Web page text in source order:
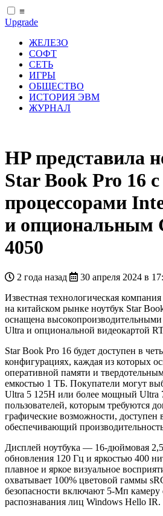
≡
Upgrade
ЖЕЛЕЗО
СОФТ
СЕТЬ
ИГРЫ
ОБЩЕСТВО
ИСТОРИЯ ЭВМ
ЖУРНАЛ
HP представила
Star Book Pro 16 с
процессорами
и опциональным
4050
2 года назад 30 апреля 2024 в
Известная технологическая
на китайском рынке ноутбук Star
оснащена
Ultra и опциональной видеокартой
Star Book Pro 16 будет доступен в
конфигурациях, каждая из которых
оперативной памяти и
емкостью 1 ТБ. Покупатели могут
Ultra 5 125H или более мощный Ultra
пользователей, которым требуются
графические возможности, доступен
обеспечивающий
Дисплей ноутбука — 16-дюймовая
обновления 120 Гц и яркостью 400
плавное и яркое визуальное
охватывает 100% цветовой гаммы
безопасности включают 5-Мп камеру
распознавания лиц Windows Hello IR.